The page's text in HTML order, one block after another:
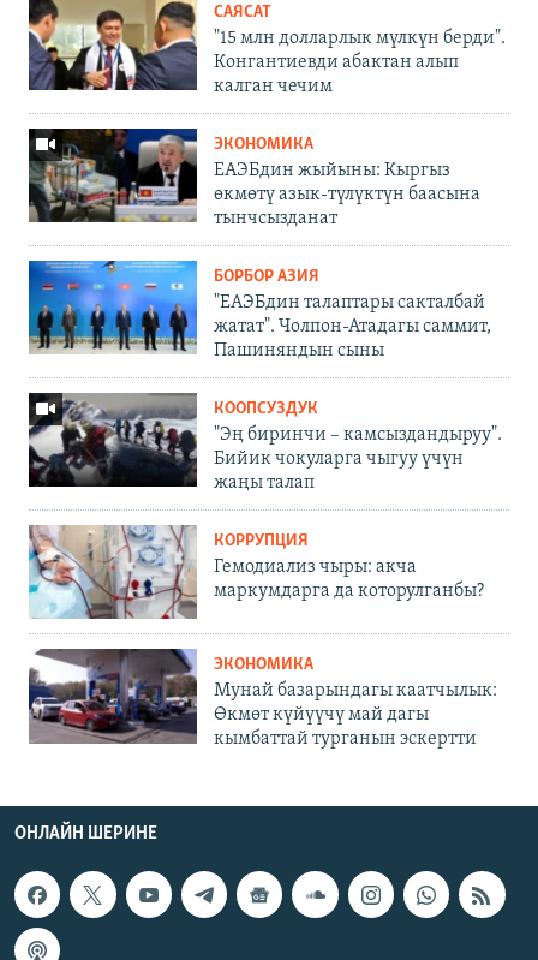
САЯСАТ
"15 млн долларлык мүлкүн берди".
Конгантиевди абактан алып
калган чечим
ЭКОНОМИКА
ЕАЭБдин жыйыны: Кыргыз
өкмөтү азык-түлүктүн баасына
тынчсызданат
БОРБОР АЗИЯ
"ЕАЭБдин талаптары сакталбай
жатат". Чолпон-Атадагы саммит,
Пашиняндын сыны
КООПСУЗДУК
"Эң биринчи – камсыздандыруу".
Бийик чокуларга чыгуу үчүн
жаңы талап
КОРРУПЦИЯ
Гемодиализ чыры: акча
маркумдарга да которулганбы?
ЭКОНОМИКА
Мунай базарындагы каатчылык:
Өкмөт күйүүчү май дагы
кымбаттай турганын эскертти
ОНЛАЙН ШЕРИНЕ